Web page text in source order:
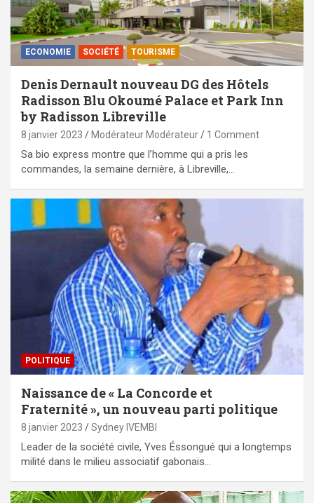
ECONOMIE SOCIÉTÉ TOURISME
Denis Dernault nouveau DG des Hôtels
Radisson Blu Okoumé Palace et Park Inn
by Radisson Libreville
8 janvier 2023 Modérateur Modérateur 1 Comment
Sa bio express montre que l’homme qui a pris les
commandes, la semaine dernière, à Libreville,…
POLITIQUE
Naissance de « La Concorde et
Fraternité », un nouveau parti politique
8 janvier 2023 Sydney IVEMBI
Leader de la société civile, Yves Éssongué qui a longtemps
milité dans le milieu associatif gabonais…